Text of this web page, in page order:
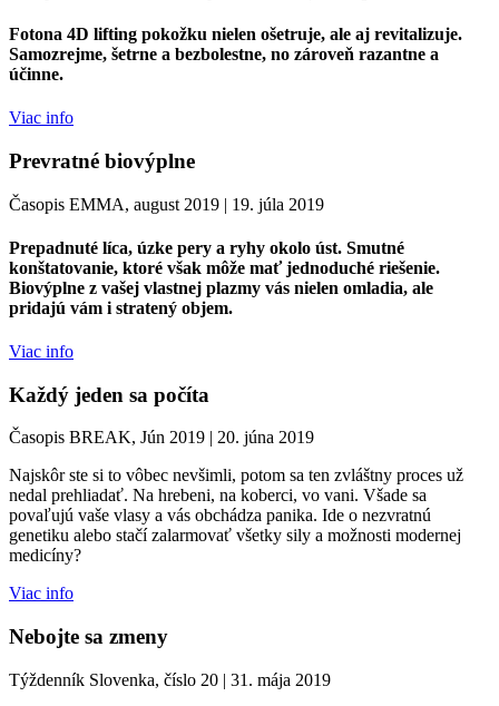
Fotona 4D lifting pokožku nielen ošetruje, ale aj revitalizuje.
Samozrejme, šetrne a bezbolestne, no zároveň razantne a
účinne.
Viac info
Prevratné biovýplne
Časopis EMMA, august 2019 | 19. júla 2019
Prepadnuté líca, úzke pery a ryhy okolo úst. Smutné
konštatovanie, ktoré však môže mať jednoduché riešenie.
Biovýplne z vašej vlastnej plazmy vás nielen omladia, ale
pridajú vám i stratený objem.
Viac info
Každý jeden sa počíta
Časopis BREAK, Jún 2019
20. júna 2019
Najskôr ste si to vôbec nevšimli, potom sa ten zvláštny proces už
nedal prehliadať. Na hrebeni, na koberci, vo vani. Všade sa
povaľujú vaše vlasy a vás obchádza panika. Ide o nezvratnú
genetiku alebo stačí zalarmovať všetky sily a možnosti modernej
medicíny?
Viac info
Nebojte sa zmeny
Týždenník Slovenka, číslo 20 | 31. mája 2019